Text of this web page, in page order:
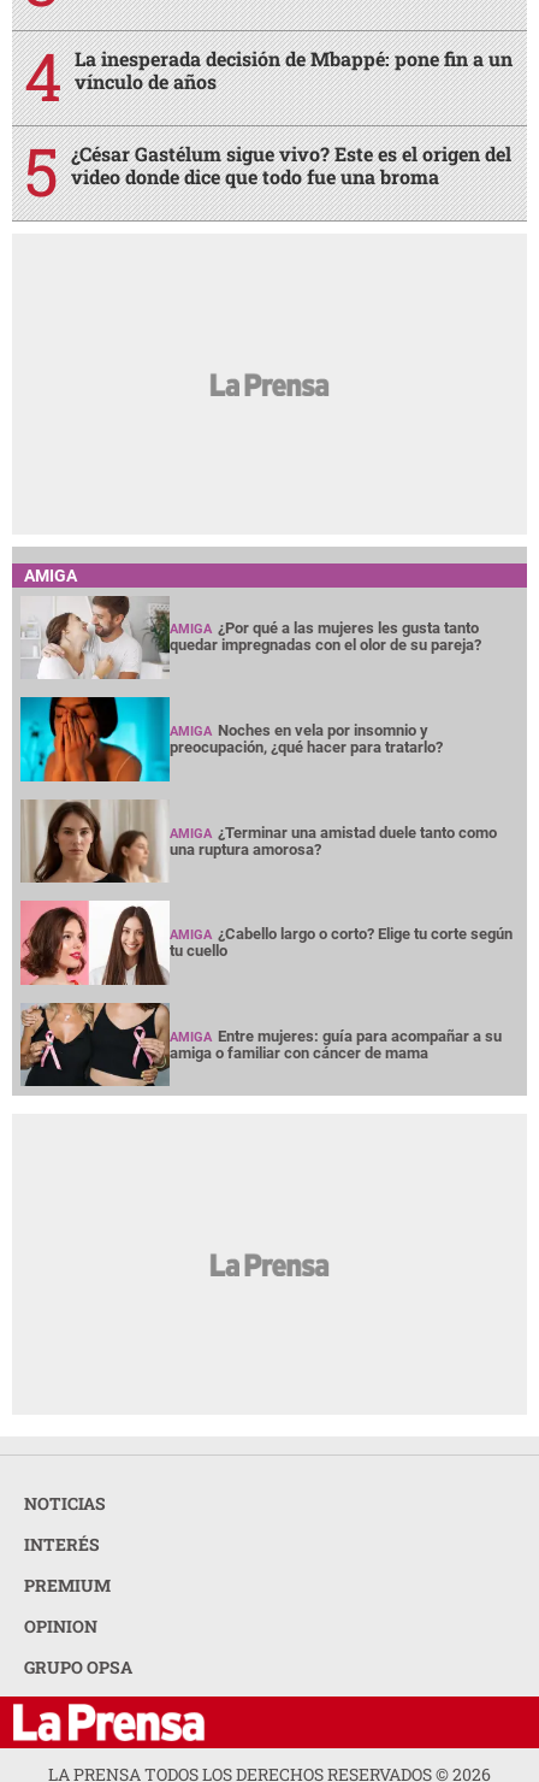
La inesperada decisión de Mbappé: pone fin a un
vínculo de años
¿César Gastélum sigue vivo? Este es el origen del
video donde dice que todo fue una broma
AMIGA
AMIGA ¿Por qué a las mujeres les gusta tanto
quedar impregnadas con el olor de su pareja?
AMIGA Noches en vela por insomnio y
preocupación, ¿qué hacer para tratarlo?
AMIGA ¿Terminar una amistad duele tanto como
una ruptura amorosa?
AMIGA ¿Cabello largo o corto? Elige tu corte según
tu cuello
AMIGA Entre mujeres: guía para acompañar a su
amiga o familiar con cáncer de mama
NOTICIAS
INTERÉS
PREMIUM
OPINION
GRUPO OPSA
LA PRENSA TODOS LOS DERECHOS RESERVADOS ©2026